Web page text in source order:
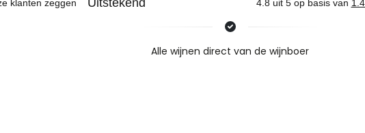
Nieuws & inspiratie in Vineé Vineuse
Alle wijnen direct van de wijnboer